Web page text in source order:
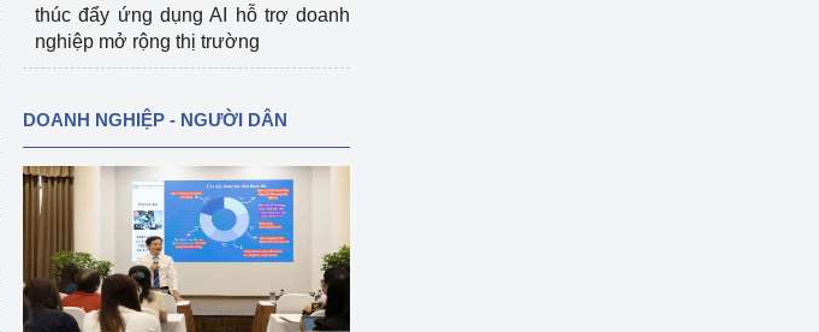
thúc đẩy ứng dụng AI hỗ trợ doanh
nghiệp mở rộng thị trường
DOANH NGHIỆP - NGƯỜI DÂN